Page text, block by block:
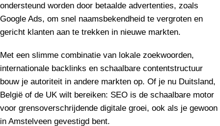
ondersteund worden door betaalde advertenties, zoals
Google Ads, om snel naamsbekendheid te vergroten en
gericht klanten aan te trekken in nieuwe markten.
Met een slimme combinatie van lokale zoekwoorden,
internationale backlinks en schaalbare contentstructuur
bouw je autoriteit in andere markten op. Of je nu Duitsland,
België of de UK wilt bereiken: SEO is de schaalbare motor
voor grensoverschrijdende digitale groei, ook als je gewoon
in Amstelveen gevestigd bent.